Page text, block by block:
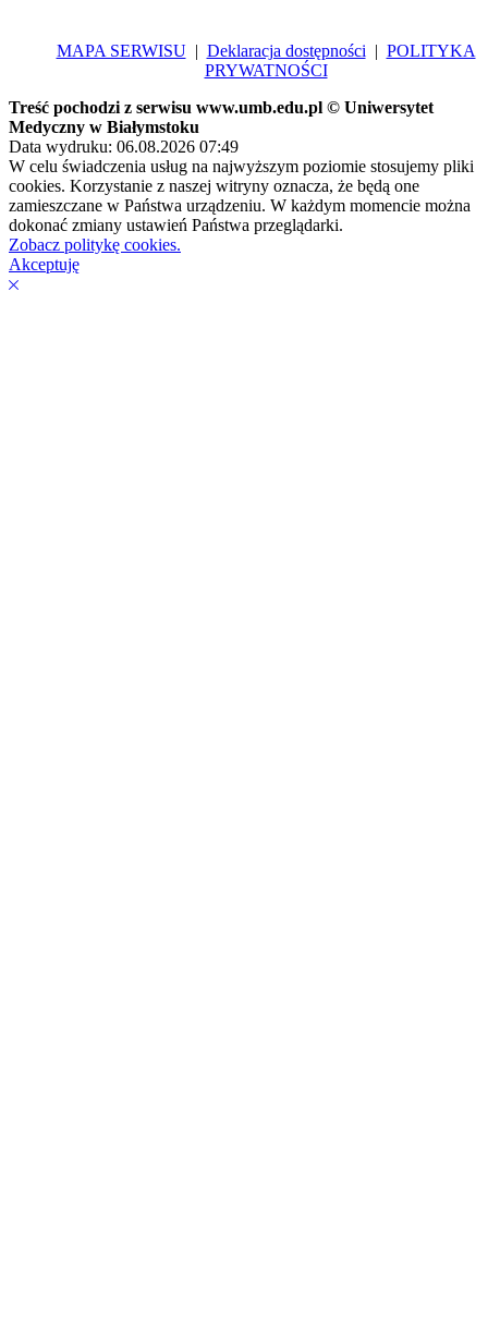
MAPA SERWISU| Deklaracja dostępności | POLITYKA
PRYWATNOŚCI
Treść pochodzi z serwisu www.umb.edu.pl © Uniwersytet
Medyczny w Białymstoku
Data wydruku: 06.08.2026 07:49
W celu świadczenia usług na najwyższym poziomie stosujemy pliki
cookies. Korzystanie z naszej witryny oznacza, że będą one
zamieszczane w Państwa urządzeniu. W każdym momencie można
dokonać zmiany ustawień Państwa przeglądarki.
Zobacz politykę cookies.
Akceptuję